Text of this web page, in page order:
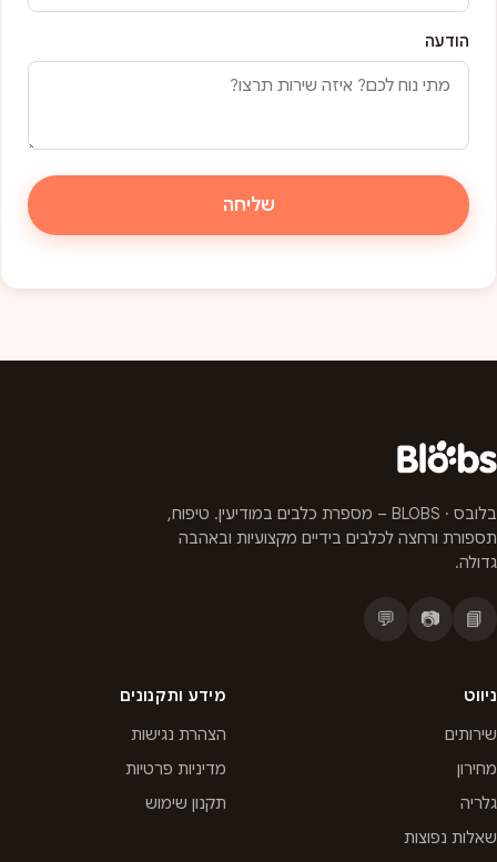
הודעה
שליחה
בלובס · BLOBS – מספרת כלבים במודיעין. טיפוח,
תספורת ורחצה לכלבים בידיים מקצועיות ובאהבה
גדולה.
📘
📷
💬
ניווט
שירותים
מחירון
גלריה
שאלות נפוצות
מידע ותקנונים
הצהרת נגישות
מדיניות פרטיות
תקנון שימוש